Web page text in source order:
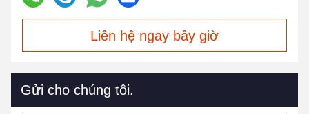
Liên hệ ngay bây giờ
Gửi cho chúng tôi.